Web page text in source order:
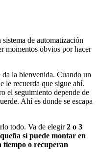
de automatización
momentos obvios por hacer
la bienvenida. Cuando un
le recuerda que sigue ahí.
el seguimiento depende de
Ahí es donde se escapa
todo. Va de elegir2 o 3
sí puede montar en
o recuperan